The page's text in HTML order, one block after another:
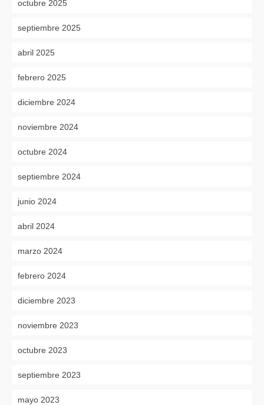
octubre 2025
septiembre 2025
abril 2025
febrero 2025
diciembre 2024
noviembre 2024
octubre 2024
septiembre 2024
junio 2024
abril 2024
marzo 2024
febrero 2024
diciembre 2023
noviembre 2023
octubre 2023
septiembre 2023
mayo 2023